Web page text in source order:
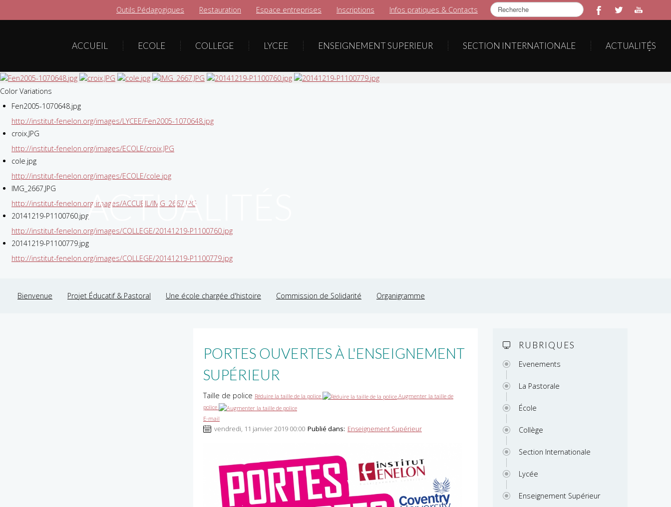
Rechercher
Outils Pédagogiques Restauration Espace entreprises Inscriptions Infos pratiques & Contacts
ACCUEIL ECOLE COLLEGE LYCEE ENSEIGNEMENT SUPERIEUR SECTION INTERNATIONALE ACTUALITÉS
Color Variations
Fen2005-1070648.jpg
http://institut-fenelon.org/images/LYCEE/Fen2005-1070648.jpg
croix.JPG
http://institut-fenelon.org/images/ECOLE/croix.JPG
cole.jpg
http://institut-fenelon.org/images/ECOLE/cole.jpg
IMG_2667.JPG
http://institut-fenelon.org/images/ACCUEIL/IMG_2667.JPG
20141219-P1100760.jpg
http://institut-fenelon.org/images/COLLEGE/20141219-P1100760.jpg
20141219-P1100779.jpg
http://institut-fenelon.org/images/COLLEGE/20141219-P1100779.jpg
ACTUALITÉS
Bienvenue Projet Éducatif & Pastoral Une école chargée d'histoire Commission de Solidarité Organigramme
PORTES OUVERTES À L'ENSEIGNEMENT
SUPÉRIEUR
Taille de police Réduire la taille de la police
Augmenter la taille de
police
E-mail
vendredi, 11 janvier 2019 00:00 Publié dans: Enseignement Supérieur
RUBRIQUES
Evenements
La Pastorale
École
Collège
Section Internationale
Lycée
Enseignement Supérieur